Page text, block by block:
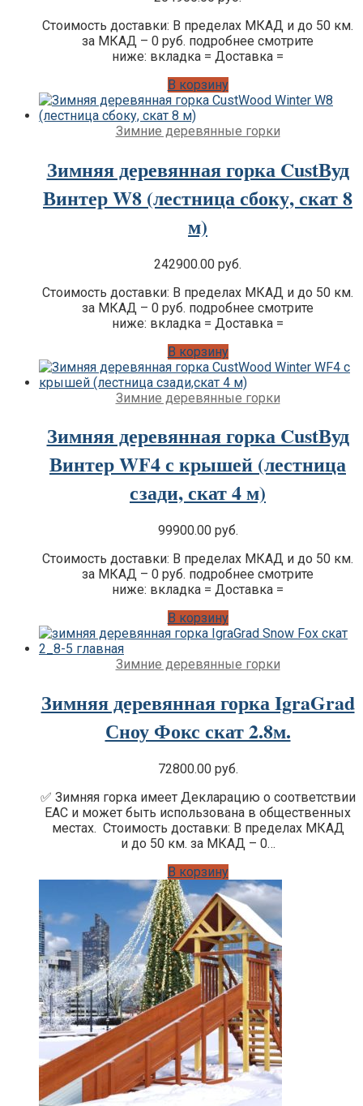
Стоимость доставки: В пределах МКАД и до 50 км.
за МКАД – 0 руб. подробнее смотрите
ниже: вкладка = Доставка =
В корзину
Зимние деревянные горки
Зимняя деревянная горка CustВуд
Винтер W8 (лестница сбоку, скат 8
м)
242900.00 руб.
Стоимость доставки: В пределах МКАД и до 50 км.
за МКАД – 0 руб. подробнее смотрите
ниже: вкладка = Доставка =
В корзину
Зимние деревянные горки
Зимняя деревянная горка CustВуд
Винтер WF4 с крышей (лестница
сзади, скат 4 м)
99900.00 руб.
Стоимость доставки: В пределах МКАД и до 50 км.
за МКАД – 0 руб. подробнее смотрите
ниже: вкладка = Доставка =
В корзину
Зимние деревянные горки
Зимняя деревянная горка IgraGrad
Сноу Фокс скат 2.8м.
72800.00 руб.
✅ Зимняя горка имеет Декларацию о соответствии
EAC и может быть использована в общественных
местах. Стоимость доставки: В пределах МКАД
и до 50 км. за МКАД – 0…
В корзину